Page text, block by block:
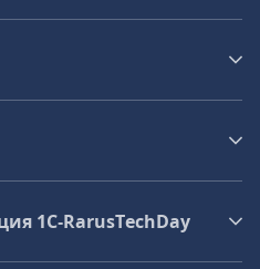
1C‑RarusTechDay